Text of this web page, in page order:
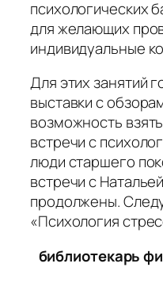
психологических
для желающих
индивидуальные
Для этих занятий
выставки с
возможность
встречи с
люди старшего
встречи с
продолжены.
«Психология
библиотекарь